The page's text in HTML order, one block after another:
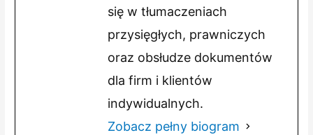
się w tłumaczeniach
przysięgłych, prawniczych
oraz obsłudze dokumentów
dla firm i klientów
indywidualnych.
Zobacz pełny biogram